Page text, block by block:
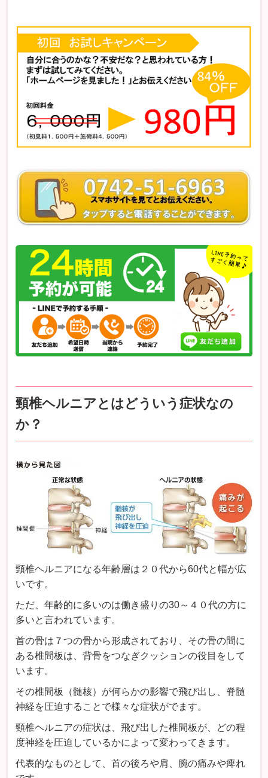
頸椎ヘルニアとはどういう症状なの
か？
頸椎ヘルニアになる年齢層は２０代から60代と幅が広
いです。
ただ、年齢的に多いのは働き盛りの30～４０代の方に
多いと言われています。
首の骨は７つの骨から形成されており、その骨の間に
ある椎間板は、背骨をつなぎクッションの役目をして
います。
その椎間板（髄核）が何らかの影響で飛び出し、脊髄
神経を圧迫することで様々な症状がでます。
頸椎ヘルニアの症状は、飛び出した椎間板が、どの程
度神経を圧迫しているかによって変わってきます。
代表的なものとして、首の後ろや肩、腕の痛みや痺れ